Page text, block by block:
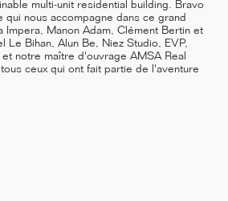
11/25
multi-unit residential building. Bravo
nous accompagne dans ce grand
Impera, Manon Adam, Clément Bertin et
Le Bihan, Alun Be, Niez Studio, EVP,
notre maître d'ouvrage AMSA Real
ceux qui ont fait partie de l'aventure